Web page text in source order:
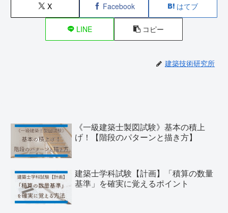
X Facebook はてブ
LINE コピー
建築技術研究所
《一級建築士製図試験》基本の積上
げ！【階段のパターンと描き方】
建築士学科試験【計画】「積算の数量
基準」を確実に覚えるポイント